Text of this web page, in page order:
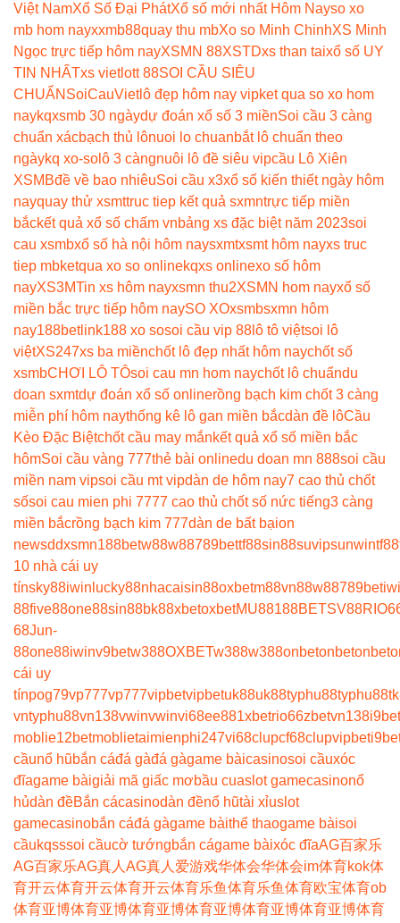
Việt NamXổ Số Đại PhátXổ số mới nhất Hôm Nayso xo
mb hom nayxxmb88quay thu mbXo so Minh ChinhXS Minh
Ngọc trực tiếp hôm nayXSMN 88XSTDxs than taixổ số UY
TIN NHẤTxs vietlott 88SOI CẦU SIÊU
CHUẨN SoiCauVietlô đẹp hôm nay vipket qua so xo hom
naykqxsmb 30 ngàydự đoán xổ số 3 miềnSoi cầu 3 càng
chuẩn xácbạch thủ lônuoi lo chuanbắt lô chuẩn theo
ngàykq xo-so lô 3 càngnuôi lô đề siêu vipcầu Lô Xiên
XSMBđề về bao nhiêuSoi cầu x3xổ số kiến thiết ngày hôm
nayquay thử xsmttruc tiep kết quả sxmntrực tiếp miền
bắckết quả xổ số chấm vnbảng xs đặc biệt năm 2023soi
cau xsmbxổ số hà nội hôm naysxmtxsmt hôm nayxs truc
tiep mbketqua xo so onlinekqxs onlinexo số hôm
nayXS3MTin xs hôm nayxsmn thu2XSMN hom nayxổ số
miền bắc trực tiếp hôm naySO XOxsmbsxmn hôm
nay188betlink188 xo sosoi cầu vip 88 lô tô việtsoi lô
việtXS247xs ba miềnchốt lô đẹp nhất hôm naychốt số
xsmbCHƠI LÔ TÔsoi cau mn hom naychốt lô chuẩndu
doan sxmtdự đoán xổ số onlinerồng bạch kim chốt 3 càng
miễn phí hôm naythống kê lô gan miền bắcdàn đề lôCầu
Kèo Đặc Biệtchốt cầu may mắnkết quả xổ số miền bắc
hômSoi cầu vàng 777thẻ bài onlinedu doan mn 888soi cầu
miền nam vipsoi cầu mt vipdàn de hôm nay7 cao thủ chốt
sốsoi cau mien phi 7777 cao thủ chốt số nức tiếng3 càng
miền bắcrồng bạch kim 777dàn de bất bạion
newsddxsmn188betw88w88789bettf88sin88suvipsunwintf88
10 nhà cái uy
tínsky88iwin lucky88nhacaisin88oxbetm88vn88w88789bet
88five88one88sin88bk88xbetoxbetMU88188BETSV88
68Jun-
88one88iwinv9betw388OXBETw388w388onbetonbetonbet
cái uy
tínpog79vp777vp777vipbetvipbetuk88uk88typhu88typhu88
vntyphu88vn138vwinvwinvi68ee881xbetrio66zbetvn138
moblie12betmoblietaimienphi247vi68clupcf68clupvipbet
cầunổ hũbắn cáđá gàđá gàgame bàicasinosoi cầuxóc
đĩagame bàigiải mã giấc mơbầu cuaslot gamecasinonổ
hủdàn đềBắn cácasinodàn đềnổ hũtài xỉuslot
gamecasinobắn cáđá gàgame bàithể thaogame bàisoi
cầukqsssoi cầucờ tướngbắn cágame bàixóc đĩaAG百家乐
AG百家乐AG真人 AG真人 爱游戏华体会华体会im体育kok体
育开云体育开云体育开云体育乐鱼体育乐鱼体育欧宝体育ob
体育亚博体育亚博体育亚博体育亚博体育亚博体育亚博体育